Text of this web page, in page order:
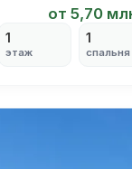
от 5,70
1
этаж
1
спальня